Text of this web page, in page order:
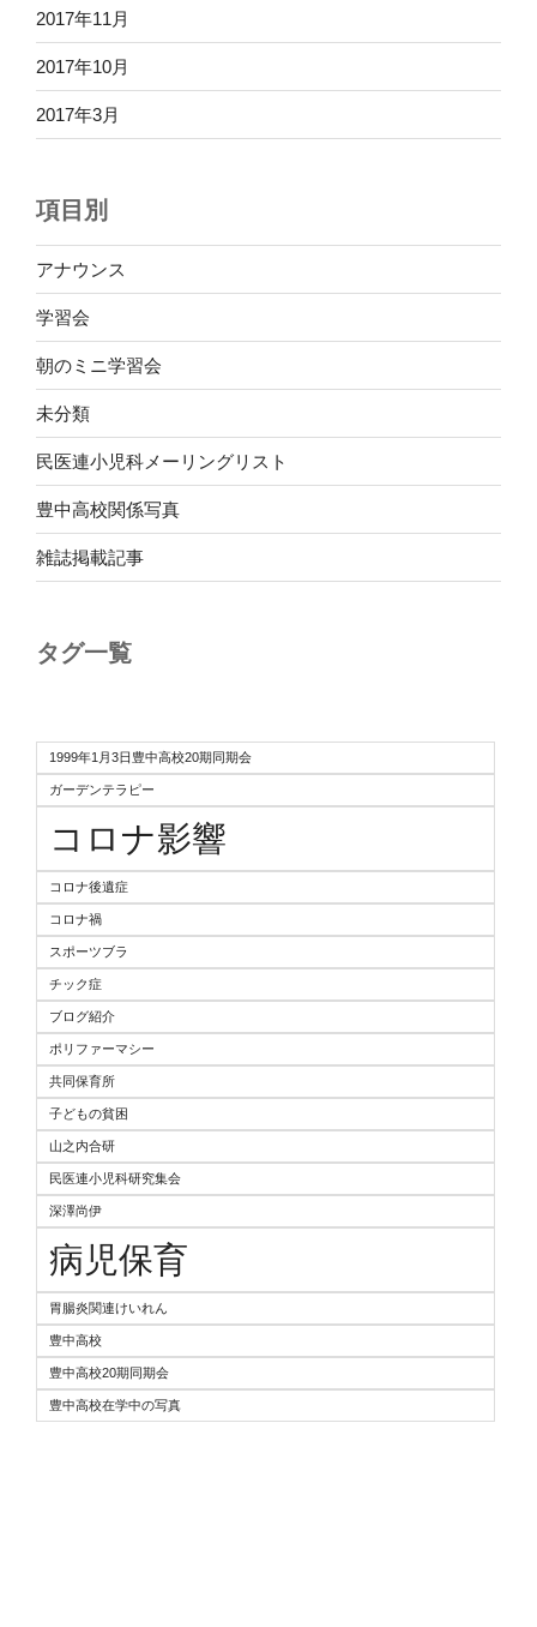
2017年11月
2017年10月
2017年3月
項目別
アナウンス
学習会
朝のミニ学習会
未分類
民医連小児科メーリングリスト
豊中高校関係写真
雑誌掲載記事
タグ一覧
1999年1月3日豊中高校20期同期会
ガーデンテラピー
コロナ影響
コロナ後遺症
コロナ禍
スポーツブラ
チック症
ブログ紹介
ポリファーマシー
共同保育所
子どもの貧困
山之内合研
民医連小児科研究集会
深澤尚伊
病児保育
胃腸炎関連けいれん
豊中高校
豊中高校20期同期会
豊中高校在学中の写真